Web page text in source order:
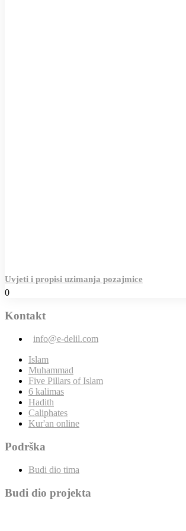
Uvjeti i propisi uzimanja pozajmice
0
Kontakt
info@e-delil.com
Islam
Muhammad
Five Pillars of Islam
6 kalimas
Hadith
Caliphates
Kur'an online
Podrška
Budi dio tima
Budi dio projekta